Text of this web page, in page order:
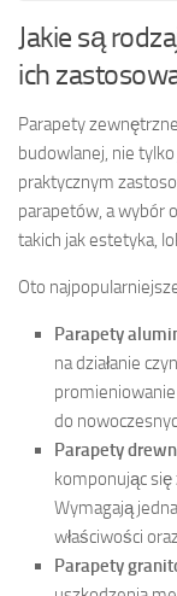
Jakie są
ich
Parapety
budowlanej, nie
praktycznym
parapetów, a wybór
takich jak estetyka,
Oto
Parapety
na działanie
do
Parapety
komponując
Wymagają
właściwości
Parapety